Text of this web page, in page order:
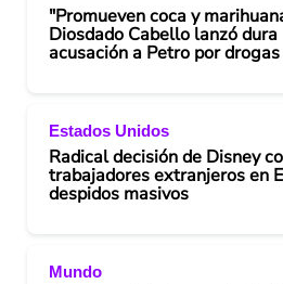
"Promueven coca y
Diosdado Cabello lanzó dura
acusación a Petro por drogas
Estados Unidos
Radical decisión de Disney
trabajadores extranjeros en
despidos masivos
Mundo